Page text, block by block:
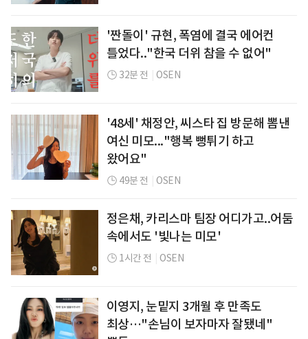
'짠돌이' 규현, 폭염에 결국 에어컨
틀었다.."한국 더위 참을 수 없어"
32분 전 OSEN
'48세' 채정안, 씨스타 집 방문해 뽐낸
여신 미모..."행복 뻥튀기 하고
왔어요"
49분 전 OSEN
정은채, 카리스마 팀장 어디가고..어둠
속에서도 '빛나는 미모'
1시간 전 OSEN
이영지, 눈밑지 3개월 후 만족도
최상…"손님이 보자마자 잘됐네"